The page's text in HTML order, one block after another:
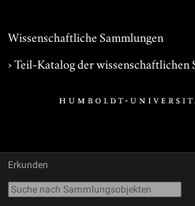
Wissenschaftliche Sammlungen
› Teil-Katalog der wissenschaftlichen
Erkunden